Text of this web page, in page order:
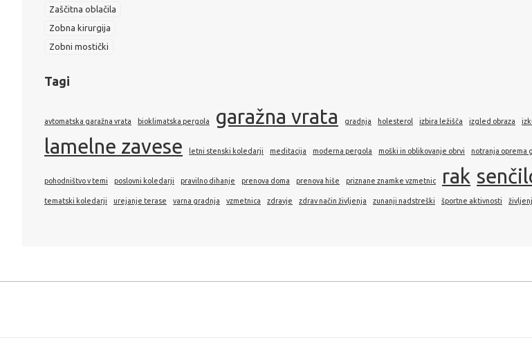
Zaščitna oblačila
Zobna kirurgija
Zobni mostički
Tagi
avtomatska garažna vrata bioklimatska pergola garažna vrata gradnja holesterol izbira ležišča izgled obraza
lamelne zavese letni stenski koledarji meditacija moderna pergola moški in oblikovanje obrvi notranja oprema
pohodništvo v temi poslovni koledarji pravilno dihanje prenova doma prenova hiše priznane znamke vzmetnic rak
tematski koledarji urejanje terase varna gradnja vzmetnica zdravje zdrav način življenja zunanji nadstreški športne aktivnosti